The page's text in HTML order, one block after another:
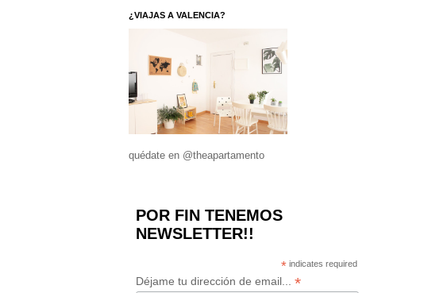
¿VIAJAS A VALENCIA?
quédate en @theapartamento
POR FIN TENEMOS
NEWSLETTER!!
* indicates required
Déjame tu dirección de email... *